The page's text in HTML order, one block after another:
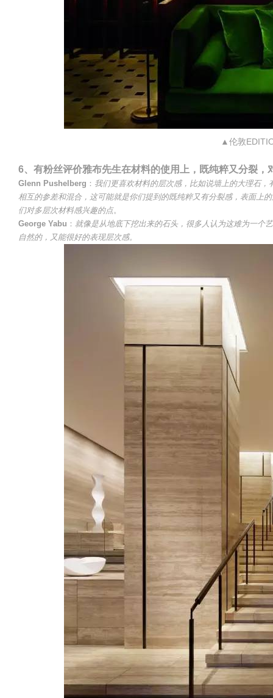
▲伦敦
6、有粉丝评价雅布先生在材料的使用上，既纯粹又分裂
Glenn Pushelberg ： 我们更喜欢材料的层次感，比如说墙上的大理石
相互的参差和混合，这可能就是你们提到的既纯粹又有分裂感，表面上
们对多层次材料感兴趣的点。
George Yabu ： 就像是从地底下挖出来的石头，很多人认为这难为一个
自然的，又能很好的表现层次感。